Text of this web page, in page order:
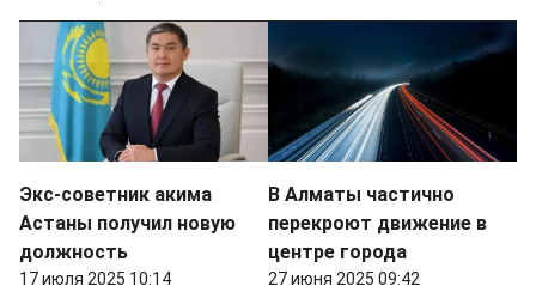
Экс-советник акима
Астаны получил новую
должность
17 июля 2025 10:14
В Алматы частично
перекроют движение в
центре города
27 июня 2025 09:42